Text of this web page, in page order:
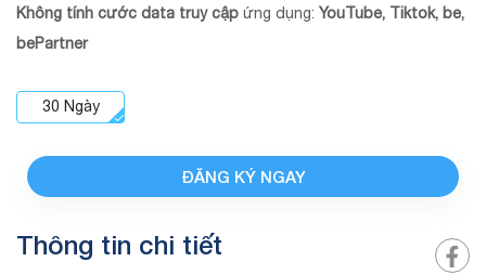
Không tính cước data truy cập ứng dụng: YouTube, Tiktok, be,
bePartner
30 Ngày
ĐĂNG KÝ NGAY
Thông tin chi tiết